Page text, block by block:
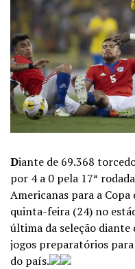
Diante de 69.368
por 4 a 0 pela 17ª
Americanas para a
quinta-feira (24) no
última da seleção
jogos preparatórios
do país.